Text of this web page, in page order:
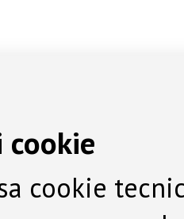
cookie